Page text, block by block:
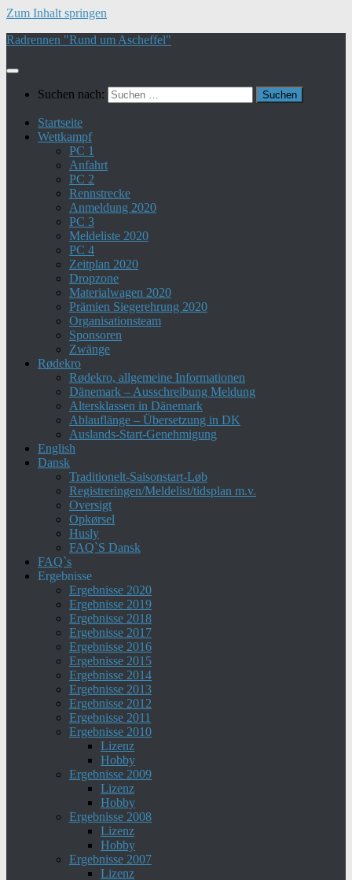
Zum Inhalt springen
Radrennen "Rund um Ascheffel"
Suchen nach:
Startseite
Wettkampf
PC 1
Anfahrt
PC 2
Rennstrecke
Anmeldung 2020
PC 3
Meldeliste 2020
PC 4
Zeitplan 2020
Dropzone
Materialwagen 2020
Prämien Siegerehrung 2020
Organisationsteam
Sponsoren
Zwänge
Rødekro
Rødekro, allgemeine Informationen
Dänemark – Ausschreibung Meldung
Altersklassen in Dänemark
Ablauflänge – Übersetzung in DK
Auslands-Start-Genehmigung
English
Dansk
Traditionelt-Saisonstart-Løb
Registreringen/Meldelist/tidsplan m.v.
Oversigt
Opkørsel
Husly
FAQ`S Dansk
FAQ`s
Ergebnisse
Ergebnisse 2020
Ergebnisse 2019
Ergebnisse 2018
Ergebnisse 2017
Ergebnisse 2016
Ergebnisse 2015
Ergebnisse 2014
Ergebnisse 2013
Ergebnisse 2012
Ergebnisse 2011
Ergebnisse 2010
Lizenz
Hobby
Ergebnisse 2009
Lizenz
Hobby
Ergebnisse 2008
Lizenz
Hobby
Ergebnisse 2007
Lizenz